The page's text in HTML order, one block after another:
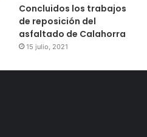
Concluidos los trabajos
de reposición del
asfaltado de Calahorra
15 julio, 2021